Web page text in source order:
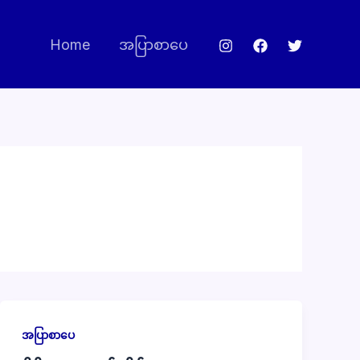
Home အပြာစာပေ
အပြာစာပေ